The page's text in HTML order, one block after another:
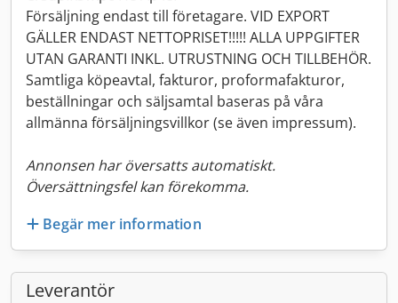
Försäljning endast till företagare. VID EXPORT
GÄLLER ENDAST NETTOPRISET!!!!! ALLA UPPGIFTER
UTAN GARANTI INKL. UTRUSTNING OCH TILLBEHÖR.
Samtliga köpeavtal, fakturor, proformafakturor,
beställningar och säljsamtal baseras på våra
allmänna försäljningsvillkor (se även impressum).
Annonsen har översatts automatiskt.
Översättningsfel kan förekomma.
Begär mer information
Leverantör